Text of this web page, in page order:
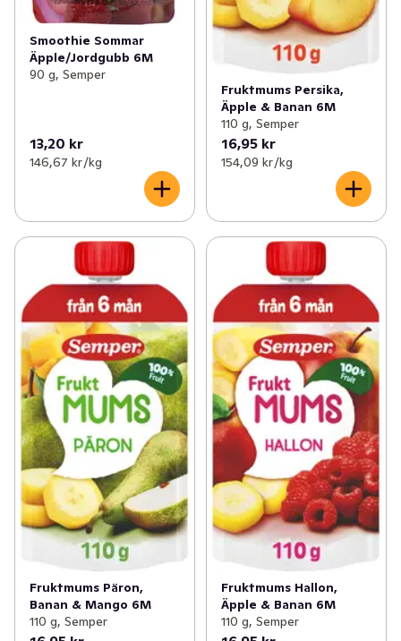
Smoothie Sommar
Äpple/Jordgubb 6M
90 g, Semper
13,20 kr
146,67 kr /kg
Fruktmums Persika,
Äpple & Banan 6M
110 g, Semper
16,95 kr
154,09 kr /kg
Fruktmums Päron,
Banan & Mango 6M
110 g, Semper
Fruktmums Hallon,
Äpple & Banan 6M
110 g, Semper